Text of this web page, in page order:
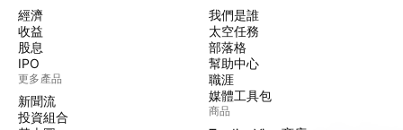
經濟
收益
股息
IPO
更多產品
新聞流
投資組合
我們是誰
太空任務
部落格
幫助中心
職涯
媒體工具包
商品